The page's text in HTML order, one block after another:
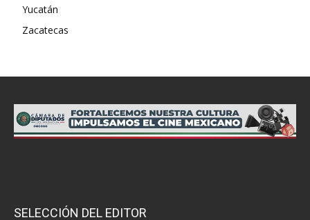
Yucatán
Zacatecas
SELECCIÓN DEL EDITOR